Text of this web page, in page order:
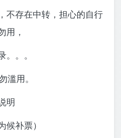
不存在中转，担心的自行
用，
。。
滥用。
明
补票）